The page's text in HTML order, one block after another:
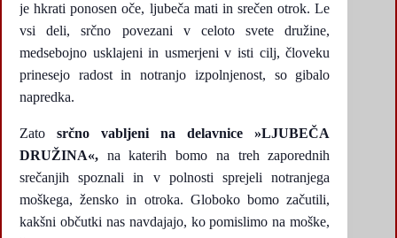
je hkrati ponosen oče, ljubeča mati in srečen otrok. Le
vsi deli, srčno povezani v celoto svete družine,
medsebojno usklajeni in usmerjeni v isti cilj, človeku
prinesejo radost in notranjo izpolnjenost, so gibalo
napredka.
Zato srčno vabljeni na delavnice »LJUBEČA
DRUŽINA«, na katerih bomo na treh zaporednih
srečanjih spoznali in v polnosti sprejeli notranjega
moškega, žensko in otroka. Globoko bomo začutili,
kakšni občutki nas navdajajo, ko pomislimo na moške,